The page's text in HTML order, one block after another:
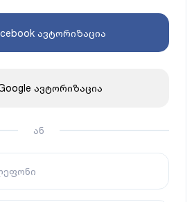
ავტორიზაცია
ავტორიზაცია
ან